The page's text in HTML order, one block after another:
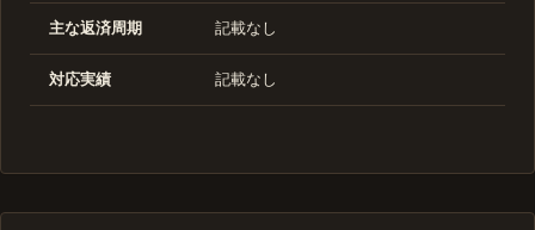
主な返済周期 記載なし
対応実績 記載なし